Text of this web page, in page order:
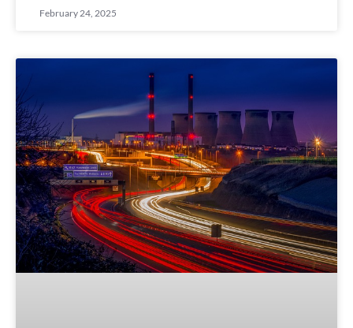
February 24, 2025